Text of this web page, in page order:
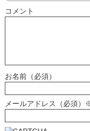
コメント
お名前（必須）
メールアドレス（必須